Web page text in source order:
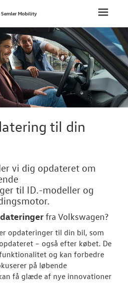
FORSIDE
NYE
NYE VAREBILER
BRUGTE BILER
VÆRKSTED
Bestil tid på
Koncepter og
Volkswagen
Toggle
Mobility
til din
vi dig opdateret om
til ID.-modeller og
fra Volkswagen?
opdateringer til din bil, som
– også efter købet. De
og kan forbedre
på løbende
få glæde af nye innovationer